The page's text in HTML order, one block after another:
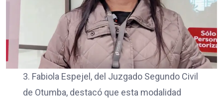
3. Fabiola Espejel, del Juzgado Segundo Civil
de Otumba, destacó que esta modalidad